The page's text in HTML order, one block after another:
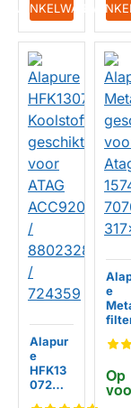
IN WINKELWAGEN
IN
Alapur
e
HFK13
072
Op
e
kt